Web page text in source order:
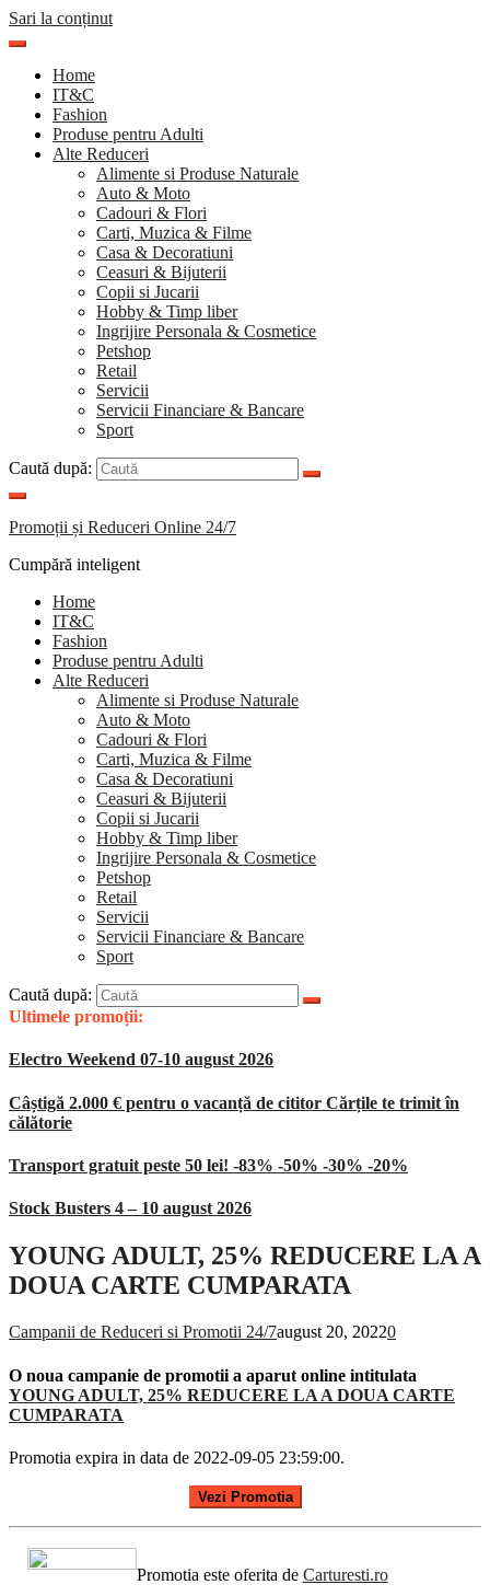
Sari la conținut
Home
IT&C
Fashion
Produse pentru Adulti
Alte Reduceri
Alimente si Produse Naturale
Auto & Moto
Cadouri & Flori
Carti, Muzica & Filme
Casa & Decoratiuni
Ceasuri & Bijuterii
Copii si Jucarii
Hobby & Timp liber
Ingrijire Personala & Cosmetice
Petshop
Retail
Servicii
Servicii Financiare & Bancare
Sport
Caută după:
Promoții și Reduceri Online 24/7
Cumpără inteligent
Home
IT&C
Fashion
Produse pentru Adulti
Alte Reduceri
Alimente si Produse Naturale
Auto & Moto
Cadouri & Flori
Carti, Muzica & Filme
Casa & Decoratiuni
Ceasuri & Bijuterii
Copii si Jucarii
Hobby & Timp liber
Ingrijire Personala & Cosmetice
Petshop
Retail
Servicii
Servicii Financiare & Bancare
Sport
Caută după:
Ultimele promoții:
Electro Weekend 07-10 august 2026
Câștigă 2.000 € pentru o vacanță de cititor Cărțile te trimit în
călătorie
Transport gratuit peste 50 lei! -83% -50% -30% -20%
Stock Busters 4 – 10 august 2026
YOUNG ADULT, 25% REDUCERE LA A
DOUA CARTE CUMPARATA
Campanii de Reduceri si Promotii 24/7august 20, 20220
O noua campanie de promotii a aparut online intitulata
YOUNG ADULT, 25% REDUCERE LA A DOUA CARTE
CUMPARATA
Promotia expira in data de 2022-09-05 23:59:00.
Vezi Promotia
Promotia este oferita de Carturesti.ro